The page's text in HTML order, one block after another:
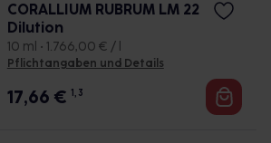
CORALLIUM RUBRUM LM 22
Dilution
10 ml • 1.766,00 € / l
Pflichtangaben und Details
17,66 € 1, 3